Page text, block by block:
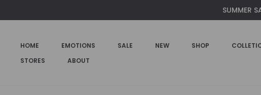
SUMMER
HOME EMOTIONS SALE NEW SHOP
STORES
ABOUT